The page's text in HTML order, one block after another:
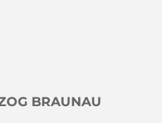
BRAUNAU